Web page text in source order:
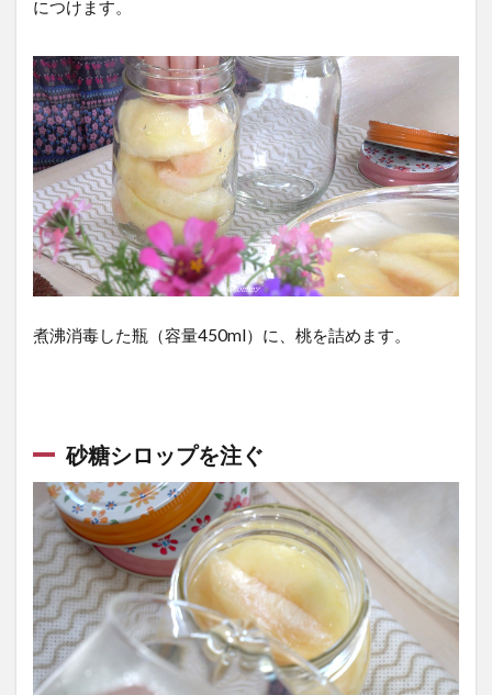
瓶に
直接
砂糖
を入
れる
方法
3.1
桃を
切っ
に詰
熱湯
を注
いで
桃を
摘め
る
3.3
脱気
につけます。
煮沸消毒した瓶（容量450ml）に、桃を詰めます。
砂糖シロップを注ぐ